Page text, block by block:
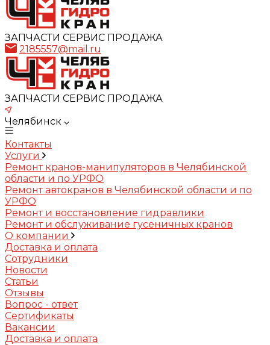
ЗАПЧАСТИ СЕРВИС ПРОДАЖА
2185557@mail.ru
ЗАПЧАСТИ СЕРВИС ПРОДАЖА
Челябинск
Контакты
Услуги
Ремонт кранов-манипуляторов в Челябинской
области и по УРФО
Ремонт автокранов в Челябинской области и по
УРФО
Ремонт и восстановление гидравлики
Ремонт и обслуживание гусеничных кранов
О компании
Доставка и оплата
Сотрудники
Новости
Статьи
Отзывы
Вопрос - ответ
Сертификаты
Вакансии
Доставка и оплата